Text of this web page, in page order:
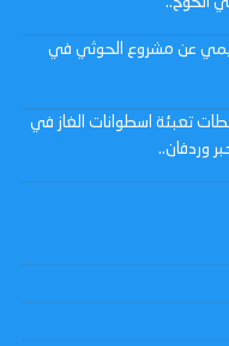
عن مشروع الحوثي في
تعبئة اسطوانات الغاز في
وردفان..